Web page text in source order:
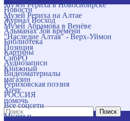
Музей Рериха в Новосибирске
Музей Рериха на Алтае
Музей Абрамова в Венёве
"Наследие Алтая" - Верх-Уймон
Позиция
СибРО
Книжный
магазин
Хочу
помочь
Поиск
Новости
Журнал Восход
Альманах Зов времени
Библиотека
Картины
Аудиозаписи
Видеоматериалы
Рериховская поэзия
РОССИЯ
Все соцсети
Музеи и